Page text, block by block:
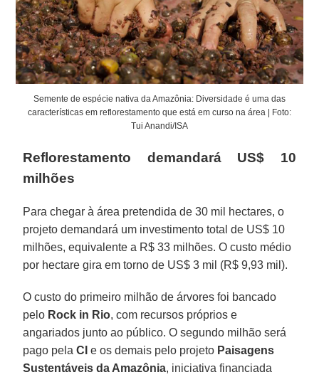
Semente de espécie nativa da Amazônia: Diversidade é uma das
características em reflorestamento que está em curso na área | Foto:
Tui Anandi/ISA
Reflorestamento demandará US$ 10
milhões
Para chegar à área pretendida de 30 mil hectares, o
projeto demandará um investimento total de US$ 10
milhões, equivalente a R$ 33 milhões. O custo médio
por hectare gira em torno de US$ 3 mil (R$ 9,93 mil).
O custo do primeiro milhão de árvores foi bancado
pelo Rock in Rio, com recursos próprios e
angariados junto ao público. O segundo milhão será
pago pelaCI e os demais pelo projeto Paisagens
Sustentáveis da Amazônia, iniciativa financiada